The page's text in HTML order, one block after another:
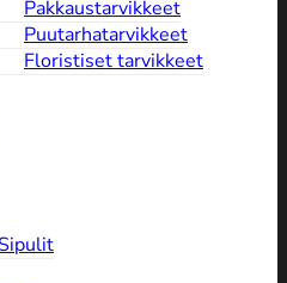
Pakkaustarvikkeet
Puutarhatarvikkeet
Floristiset tarvikkeet